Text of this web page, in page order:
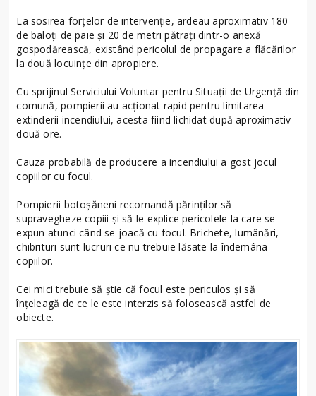
La sosirea forțelor de intervenție, ardeau aproximativ 180
de baloți de paie și 20 de metri pătrați dintr-o anexă
gospodărească, existând pericolul de propagare a flăcărilor
la două locuințe din apropiere.
Cu sprijinul Serviciului Voluntar pentru Situații de Urgență din
comună, pompierii au acționat rapid pentru limitarea
extinderii incendiului, acesta fiind lichidat după aproximativ
două ore.
Cauza probabilă de producere a incendiului a gost jocul
copiilor cu focul.
Pompierii botoșăneni recomandă părinților să
supravegheze copiii și să le explice pericolele la care se
expun atunci când se joacă cu focul. Brichete, lumânări,
chibrituri sunt lucruri ce nu trebuie lăsate la îndemâna
copiilor.
Cei mici trebuie să știe că focul este periculos și să
înțeleagă de ce le este interzis să folosească astfel de
obiecte.